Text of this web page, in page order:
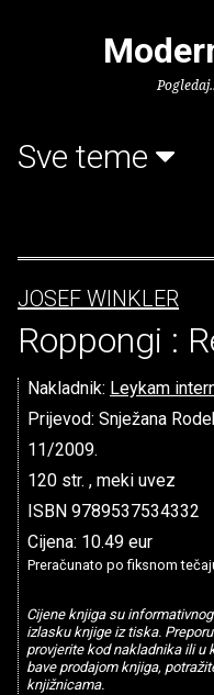
Sve teme
JOSEF WINKLER
Roppongi :
Nakladnik: Leykam
Prijevod: Snježana
11/2009.
120 str. , meki uvez
ISBN 9789537534332
Cijena: 10.49 eur
Preračunato po fiksnom
Cijene knjiga su
izlasku knjige iz tiska.
provjerite kod nakladnika ili u
bave prodajom knjiga,
knjižnicama.